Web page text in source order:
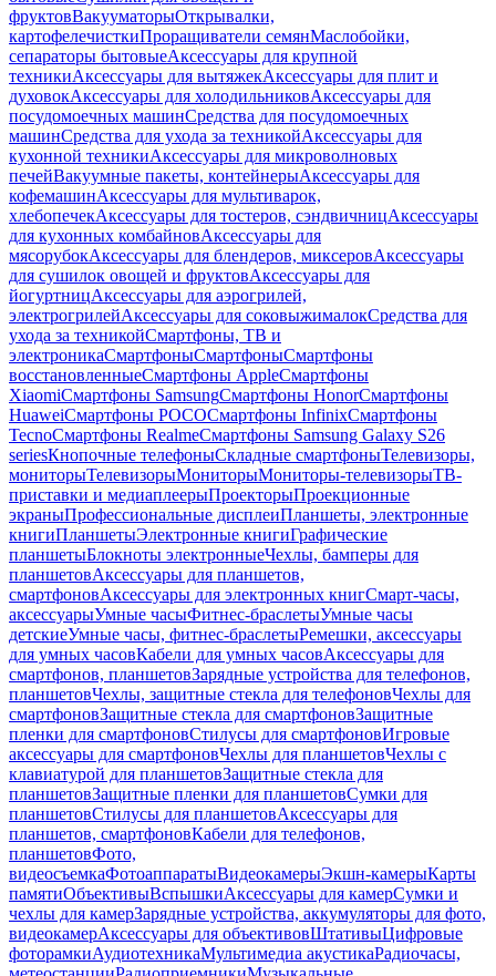
фруктовВакууматорыОткрывалки,
картофелечисткиПроращиватели семянМаслобойки,
сепараторы бытовыеАксессуары для крупной
техникиАксессуары для вытяжекАксессуары для плит и
духовокАксессуары для холодильниковАксессуары для
посудомоечных машинСредства для посудомоечных
машинСредства для ухода за техникойАксессуары для
кухонной техникиАксессуары для микроволновых
печейВакуумные пакеты, контейнерыАксессуары для
кофемашинАксессуары для мультиварок,
хлебопечекАксессуары для тостеров, сэндвичницАксессуары
для кухонных комбайновАксессуары для
мясорубокАксессуары для блендеров, миксеровАксессуары
для сушилок овощей и фруктовАксессуары для
йогуртницАксессуары для аэрогрилей,
электрогрилейАксессуары для соковыжималокСредства для
ухода за техникойСмартфоны, ТВ и
электроникаСмартфоныСмартфоныСмартфоны
восстановленныеСмартфоны AppleСмартфоны
XiaomiСмартфоны SamsungСмартфоны HonorСмартфоны
HuaweiСмартфоны POCOСмартфоны InfinixСмартфоны
TecnoСмартфоны RealmeСмартфоны Samsung Galaxy S26
seriesКнопочные телефоныСкладные смартфоныТелевизоры,
мониторыТелевизорыМониторыМониторы-телевизорыТВ-
приставки и медиаплеерыПроекторыПроекционные
экраныПрофессиональные дисплеиПланшеты, электронные
книгиПланшетыЭлектронные книгиГрафические
планшетыБлокноты электронныеЧехлы, бамперы для
планшетовАксессуары для планшетов,
смартфоновАксессуары для электронных книгСмарт-часы,
аксессуарыУмные часыФитнес-браслетыУмные часы
детскиеУмные часы, фитнес-браслетыРемешки, аксессуары
для умных часовКабели для умных часовАксессуары для
смартфонов, планшетовЗарядные устройства для телефонов,
планшетовЧехлы, защитные стекла для телефоновЧехлы для
смартфоновЗащитные стекла для смартфоновЗащитные
пленки для смартфоновСтилусы для смартфоновИгровые
аксессуары для смартфоновЧехлы для планшетовЧехлы с
клавиатурой для планшетовЗащитные стекла для
планшетовЗащитные пленки для планшетовСумки для
планшетовСтилусы для планшетовАксессуары для
планшетов, смартфоновКабели для телефонов,
планшетовФото,
видеосъемкаФотоаппаратыВидеокамерыЭкшн-камерыКарты
памятиОбъективыВспышкиАксессуары для камерСумки и
чехлы для камерЗарядные устройства, аккумуляторы для фото,
видеокамерАксессуары для объективовШтативыЦифровые
фоторамкиАудиотехникаМультимедиа акустикаРадиочасы,